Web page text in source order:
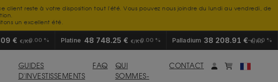
client reste à votre disposition tout l'été. Vous pouvez nous joindre du lundi au vendredi, de
un excellent été.
€ €/KG0.00 % Platine 48 748.25 € €/KG0.00 % Palladium 38 208.91 €€/KG
0.00 %
GUIDES
D'INVESTISSEMENTS
FAQ
QUI
SOMMES-
CONTACT Mon compte
monpanier